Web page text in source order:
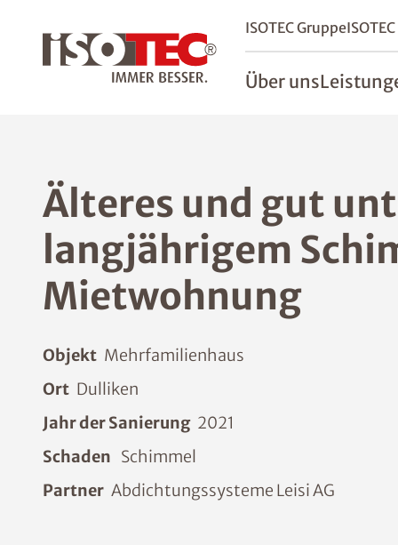
ISOTEC Gruppe
Über uns
Älteres und gut
langjährigem
Mietwohnung
Objekt Mehrfamilienhaus
Ort Dulliken
Jahr der Sanierung 2021
Schaden Schimmel
Partner Abdichtungssysteme Leisi AG